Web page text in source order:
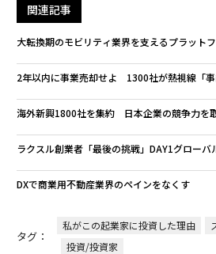
関連記事
大転換期のモビリティ業界を支えるプラット
2年以内に事業売却せよ 1300社が熱視線「事
海外新興1800社を集約 日本企業の競争力を
ラクスル創業者「最後の挑戦」DAY1グロー
DXで商業用不動産業界のペインをなくす
タグ：
私がこの起業家に投資した理由
投資/投資家